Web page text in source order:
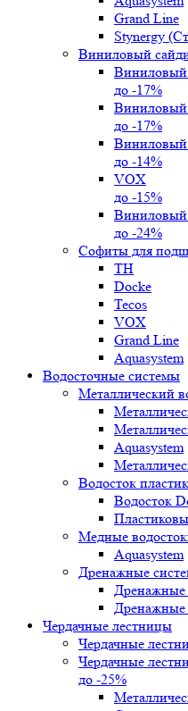
Grand Line
Stynergy
Виниловый
Виниловый
до -17%
Виниловый
до -17%
Виниловый
до -14%
VOX
до -15%
Виниловый
до -24%
Софиты для
ТН
Docke
Tecos
VOX
Grand Line
Aquasystem
Водосточные системы
Металлический
Aquasystem
Водосток
Водосток
Медные
Aquasystem
Дренажные
Дренажные
Дренажные
Чердачные лестницы
Чердачные
Чердачные
до -25%